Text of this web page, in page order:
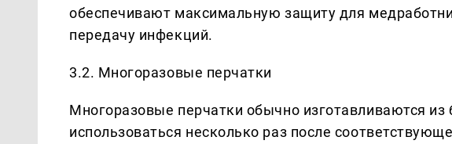
обеспечивают максимальную защиту для
передачу инфекций.
3.2. Многоразовые перчатки
Многоразовые перчатки обычно изготавливаются
использоваться несколько раз после